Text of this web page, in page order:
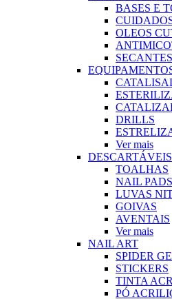
BASES E
OLEOS
SECANTES
DRILLS
Ver mais
DESCARTÁVEIS
TOALHAS
NAIL PADS
LUVAS
GOIVAS
AVENTAIS
Ver mais
NAIL ART
SPIDER
STICKERS
TINTA
PÓ